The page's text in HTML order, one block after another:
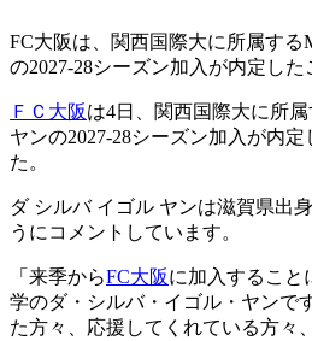
FC大阪は、関西国際大に所属する
の2027-28シーズン加入が内定し
ＦＣ大阪は4日、関西国際大に所
ヤンの2027-28シーズン加入が内
た。
ダ シルバ イゴル ヤンは滋賀県出
うにコメントしています。
「来季からFC大阪に加入すること
学のダ・シルバ・イゴル・ヤンで
た方々、応援してくれている方々